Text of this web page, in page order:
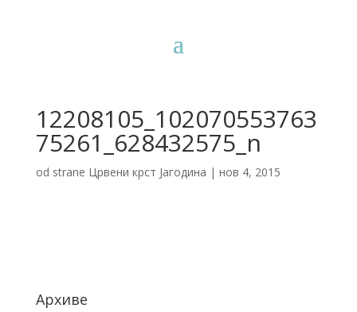
12208105_102070553763
75261_628432575_n
od strane Црвени крст Јагодина | нов 4, 2015
Архиве